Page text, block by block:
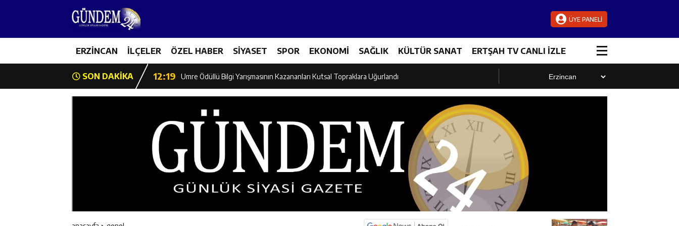
ÜYE PANELİ
ERZİNCAN İLÇELER ÖZEL HABER SİYASET SPOR EKONOMİ SAĞLIK KÜLTÜR SANAT ERTŞAH TV CANLI İZLE
SON DAKİKA
17:03 Erzincan Emniyeti’nden Semt Pazarında Bilgilendirme Faaliyeti
12:19 Umre Ödüllü Bilgi Yarışmasının Kazananları Kutsal Topraklara Uğurlandı
12:17 Üzümlü’de Yaz Akşamlarına Açık Hava Sineması Renk Kattı
12:16 Vali Yardımcıları Canpolat ve Kaya, Mehmet Zengin’in Cenaze Törenine Katıldı
Geleceğin Hafızlarına Ziyaret: Burhan İşliyen Erzincan’da Kur’an Kursu Öğrencileriyle Buluştu